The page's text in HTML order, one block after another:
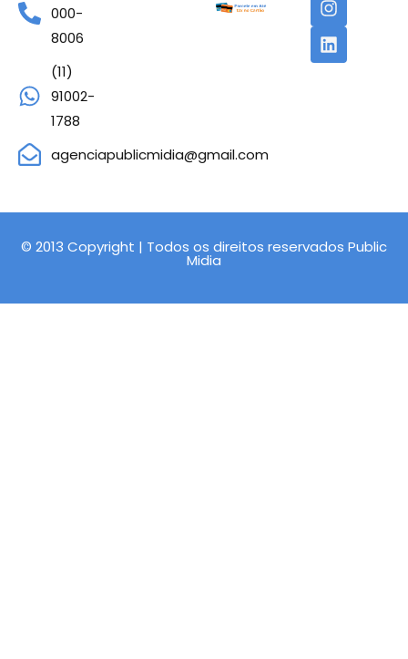
000-
8006
(11)
91002-
1788
agenciapublicmidia@gmail.com
© 2013 Copyright | Todos os direitos reservados Public
Midia